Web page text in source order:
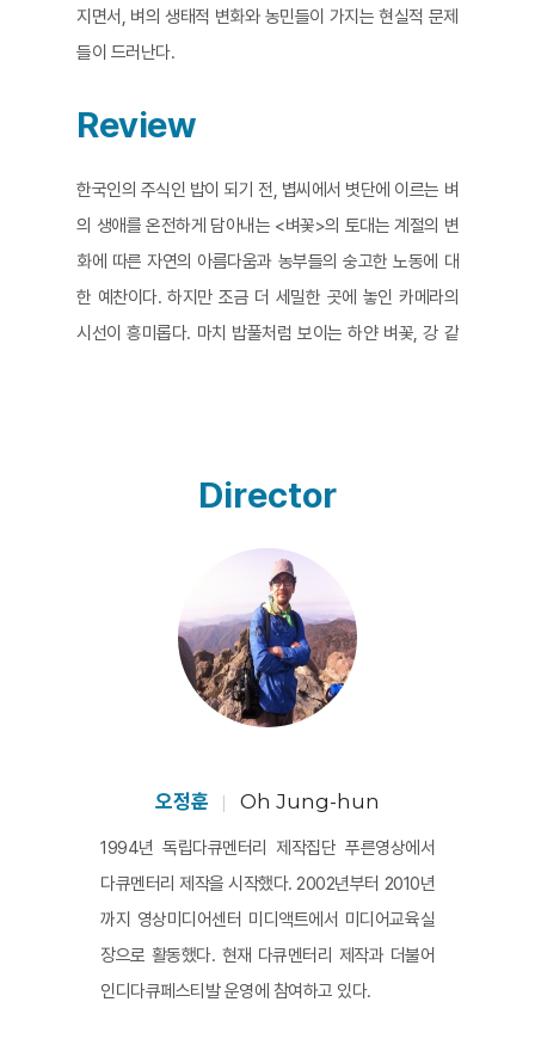
지면서, 벼의 생태적 변화와 농민들이 가지는 현실적 문제
들이 드러난다.
Review
한국인의 주식인 밥이 되기 전, 볍씨에서 볏단에 이르는 벼
의 생애를 온전하게 담아내는 <벼꽃>의 토대는 계절의 변
화에 따른 자연의 아름다움과 농부들의 숭고한 노동에 대
한 예찬이다. 하지만 조금 더 세밀한 곳에 놓인 카메라의
시선이 흥미롭다. 마치 밥풀처럼 보이는 하얀 벼꽃, 강 같
들에 이르기까지 자연과 벼, 농부의 걸음을 일체화시키는
관찰의 시간에서 찾을 수 있다. 농부들이 자신의 자리에서
묵묵히 노동할 동안 벼들도 자연과 공존하거나 투쟁하면
서 자라난다. 오정훈 감독 또한 그들 곁을 지키면서 관찰하
고 기록한다. 어쩌면 이 단순한 행위로 인해 <벼꽃>은 인
내와 끈기 외에는 결코 닿지 못할 영역이 있음을 스스로 증
명한다. 마른 땅을 갈아엎고 물길을 열어놓아 논이 되어가
는 과정을 비롯해 이 영화 안에 차곡차곡 쌓여가는 반복과
비되지 않는다. 사람과 자연에 주어진 탄생과 죽음의 소멸
되지 않는 시간이 소비와 유통을 거치면서 사회 시스템에
의해 위협받더라도 재배와 생산은 반복될 것이라는, 소박
하지만 위대한 진리가 이 다큐멘터리의 근간이다. [박인
Director
오정훈 Oh Jung-hun
1994년 독립다큐멘터리 제작집단 푸른영상에서
다큐멘터리 제작을 시작했다. 2002년부터 2010년
까지 영상미디어센터 미디액트에서 미디어교육실
장으로 활동했다. 현재 다큐멘터리 제작과 더불어
인디다큐페스티발 운영에 참여하고 있다.